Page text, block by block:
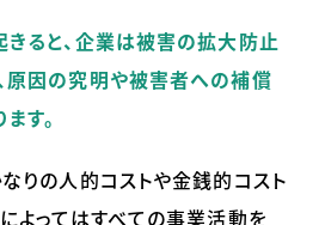
ると、企業は被害の拡大防止
原因の究明や被害者への補償
す。
りの人的コストや金銭的コスト
よってはすべての事業活動を